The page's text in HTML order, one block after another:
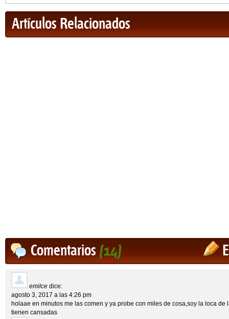
Artículos Relacionados
Comentarios(14)
emilce dice:
agosto 3, 2017 a las 4:26 pm
holaae en minutos me las comen y ya probe con miles de cosa,soy la loca de
tienen cansadas